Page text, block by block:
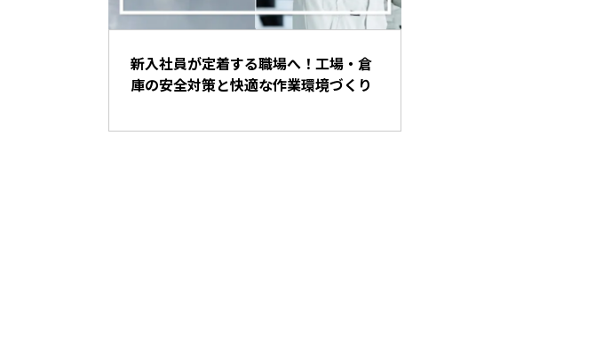
新入社員が定着する職場へ！工場・倉
庫の安全対策と快適な作業環境づくり